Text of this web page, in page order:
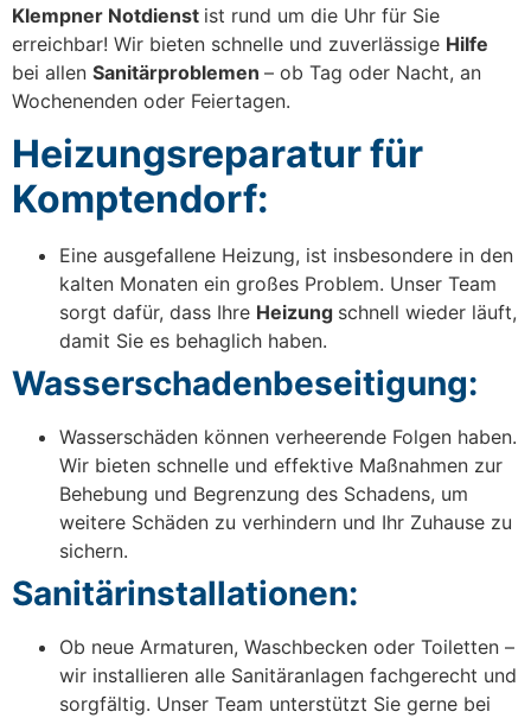
Klempner Notdienst ist rund um die Uhr für Sie
erreichbar! Wir bieten schnelle und zuverlässige Hilfe
bei allen Sanitärproblemen – ob Tag oder Nacht, an
Wochenenden oder Feiertagen.
Heizungsreparatur für
Komptendorf:
Eine ausgefallene Heizung, ist insbesondere in den
kalten Monaten ein großes Problem. Unser Team
sorgt dafür, dass Ihre Heizung schnell wieder läuft,
damit Sie es behaglich haben.
Wasserschadenbeseitigung:
Wasserschäden können verheerende Folgen haben.
Wir bieten schnelle und effektive Maßnahmen zur
Behebung und Begrenzung des Schadens, um
weitere Schäden zu verhindern und Ihr Zuhause zu
sichern.
Sanitärinstallationen:
Ob neue Armaturen, Waschbecken oder Toiletten –
wir installieren alle Sanitäranlagen fachgerecht und
sorgfältig. Unser Team unterstützt Sie gerne bei